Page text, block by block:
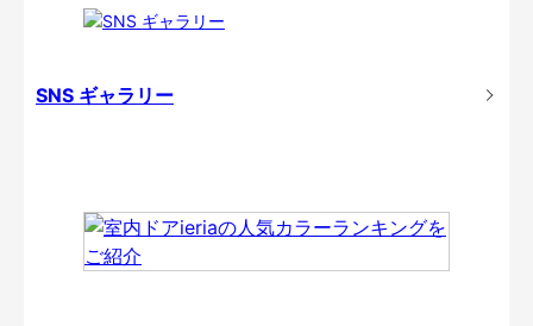
SNS ギャラリー